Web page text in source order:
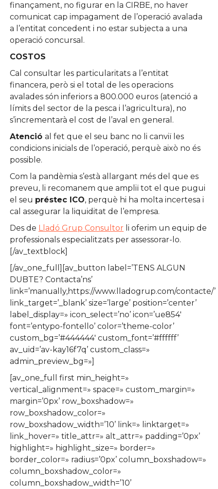
finançament, no figurar en la CIRBE, no haver
comunicat cap impagament de l’operació avalada
a l’entitat concedent i no estar subjecta a una
operació concursal.
COSTOS
Cal consultar les particularitats a l’entitat
financera, però si el total de les operacions
avalades són inferiors a 800.000 euros (atenció a
límits del sector de la pesca i l’agricultura), no
s’incrementarà el cost de l’aval en general.
Atenció al fet que el seu banc no li canviï les
condicions inicials de l’operació, perquè això no és
possible.
Com la pandèmia s’està allargant més del que es
preveu, li recomanem que ampliï tot el que pugui
el seu préstec ICO, perquè hi ha molta incertesa i
cal assegurar la liquiditat de l’empresa.
Des de Lladó Grup Consultor li oferim un equip de
professionals especialitzats per assessorar-lo.
[/av_textblock]
[/av_one_full][av_button label=’TENS ALGUN
DUBTE? Contacta’ns’
link=’manually,https://www.lladogrup.com/contacte/’
link_target=’_blank’ size=’large’ position=’center’
label_display=» icon_select=’no’ icon=’ue854′
font=’entypo-fontello’ color=’theme-color’
custom_bg=’#444444′ custom_font=’#ffffff’
av_uid=’av-kay16f7q’ custom_class=»
admin_preview_bg=»]
[av_one_full first min_height=»
vertical_alignment=» space=» custom_margin=»
margin=’0px’ row_boxshadow=»
row_boxshadow_color=»
row_boxshadow_width=’10’ link=» linktarget=»
link_hover=» title_attr=» alt_attr=» padding=’0px’
highlight=» highlight_size=» border=»
border_color=» radius=’0px’ column_boxshadow=»
column_boxshadow_color=»
column_boxshadow_width=’10’